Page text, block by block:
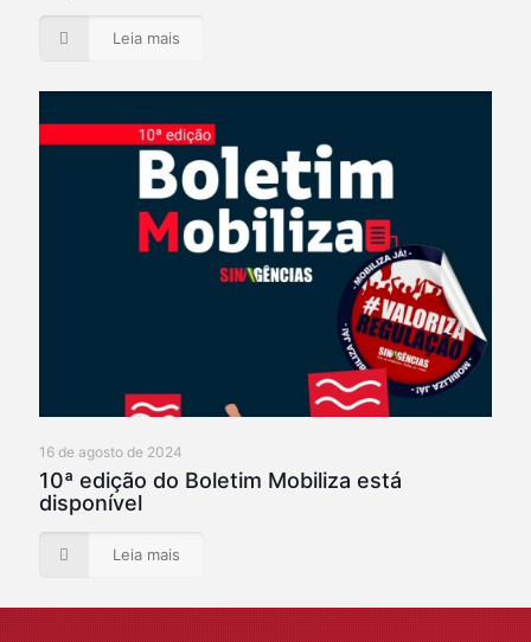
Leia mais
16 de agosto de 2024
10ª edição do Boletim Mobiliza está
disponível
Leia mais